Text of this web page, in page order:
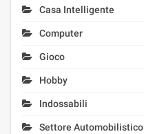
Casa Intelligente
Computer
Gioco
Hobby
Indossabili
Settore Automobilistico